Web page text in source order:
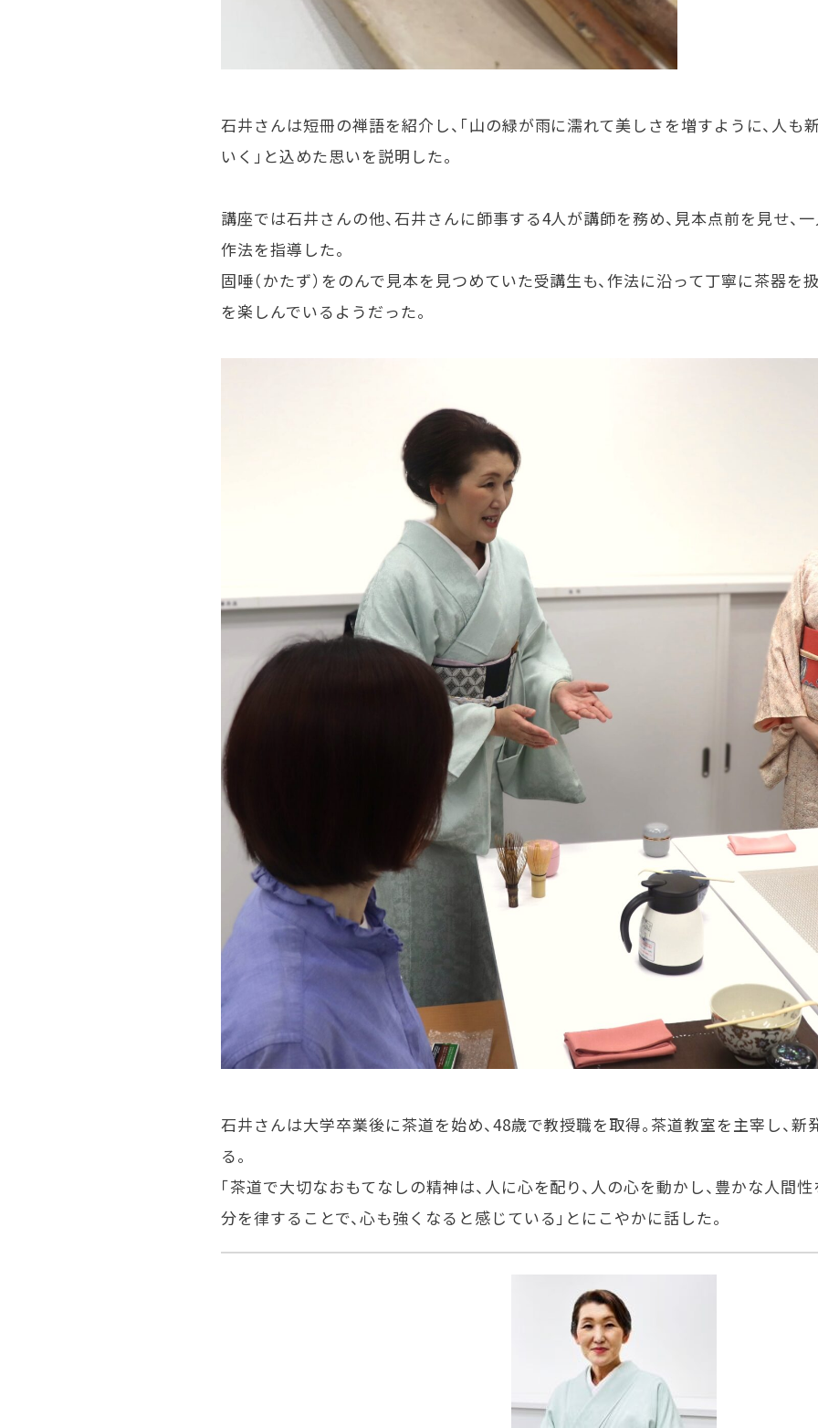
石井さんは短冊の禅語を紹介し、「山の緑が雨に濡れて美しさを増すように、人も
いく」と込めた思いを説明した。
講座では石井さんの他、石井さんに師事する4人が講師を務め、見本点前を見せ、
作法を指導した。
固唾（かたず）をのんで見本を見つめていた受講生も、作法に沿って丁寧に茶器を
を楽しんでいるようだった。
石井さんは大学卒業後に茶道を始め、48歳で教授職を取得。茶道教室を主宰し、
る。
「茶道で大切なおもてなしの精神は、人に心を配り、人の心を動かし、豊かな人間
分を律することで、心も強くなると感じている」とにこやかに話した。